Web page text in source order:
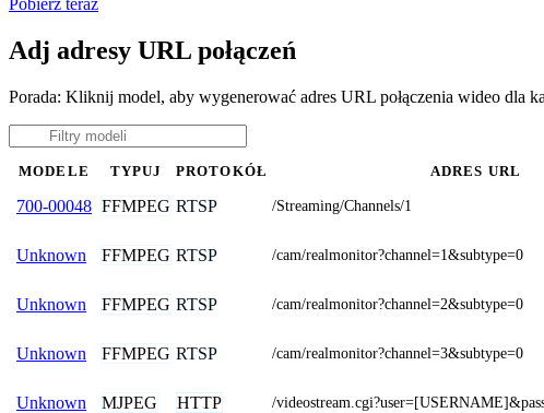
Adj adresy URL połączeń
Porada: Kliknij model, aby wygenerować adres URL połączenia wideo dla
MODELE TYPUJ PROTOKÓŁ ADRES URL
700-00048 FFMPEG RTSP /Streaming/Channels/1
Unknown FFMPEG RTSP /cam/realmonitor?channel=1&subtype=0
Unknown FFMPEG RTSP /cam/realmonitor?channel=2&subtype=0
Unknown FFMPEG RTSP /cam/realmonitor?channel=3&subtype=0
Unknown MJPEG HTTP /